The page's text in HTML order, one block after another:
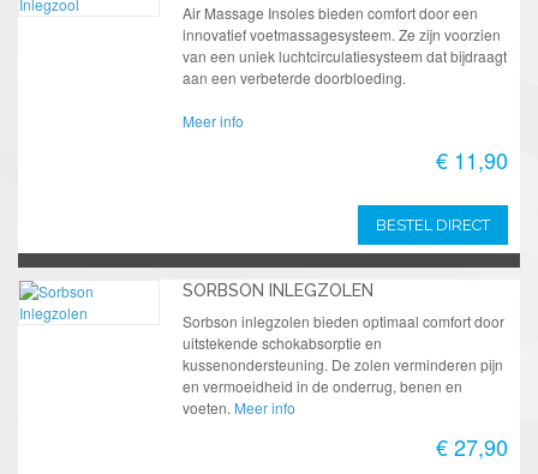
Air Massage Insoles bieden comfort door een
innovatief voetmassagesysteem. Ze zijn voorzien
van een uniek luchtcirculatiesysteem dat bijdraagt
aan een verbeterde doorbloeding.
Meer info
€ 11,90
BESTEL DIRECT
SORBSON INLEGZOLEN
Sorbson inlegzolen bieden optimaal comfort door
uitstekende schokabsorptie en
kussenondersteuning. De zolen verminderen pijn
en vermoeidheid in de onderrug, benen en
voeten. Meer info
€ 27,90